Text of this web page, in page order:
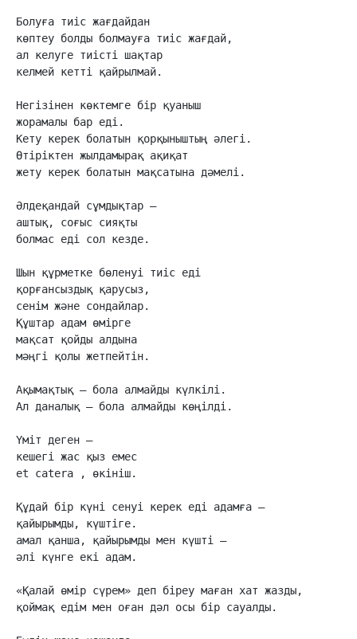
Болуға тиіс жағдайдан
көптеу болды болмауға тиіс жағдай,
ал келуге тиісті шақтар
келмей кетті қайрылмай.
Негізінен көктемге бір қуаныш
жорамалы бар еді.
Кету керек болатын қорқыныштың әлегі.
Өтіріктен жылдамырақ ақиқат
жету керек болатын мақсатына дәмелі.
Әлдеқандай сұмдықтар –
аштық, соғыс сияқты
болмас еді сол кезде.
Шын құрметке бөленуі тиіс еді
қорғансыздық қарусыз,
сенім және сондайлар.
Құштар адам өмірге
мақсат қойды алдына
мәңгі қолы жетпейтін.
Ақымақтық – бола алмайды күлкілі.
Ал даналық – бола алмайды көңілді.
Үміт деген –
кешегі жас қыз емес
et catera , өкініш.
Құдай бір күні сенуі керек еді адамға –
қайырымды, күштіге.
амал қанша, қайырымды мен күшті –
әлі күнге екі адам.
«Қалай өмір сүрем» деп біреу маған хат жазды,
қоймақ едім мен оған дәл осы бір сауалды.